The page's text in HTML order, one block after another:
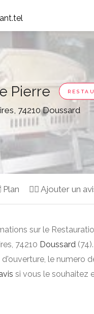
Pierre
74210 Doussard
✍🏻 Ajouter un
sur le
74210 Doussard
d'ouverture, le numero
si vous le souhaitez